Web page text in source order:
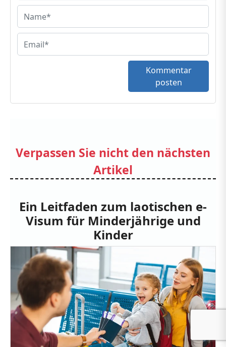
Kommentar
posten
Verpassen Sie nicht den nächsten
Artikel
Ein Leitfaden zum laotischen e-
Visum für Minderjährige und
Kinder